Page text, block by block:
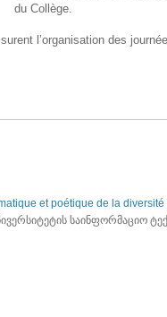
du Collège.
l’organisation des
et poétique de la
საინფორმაციო